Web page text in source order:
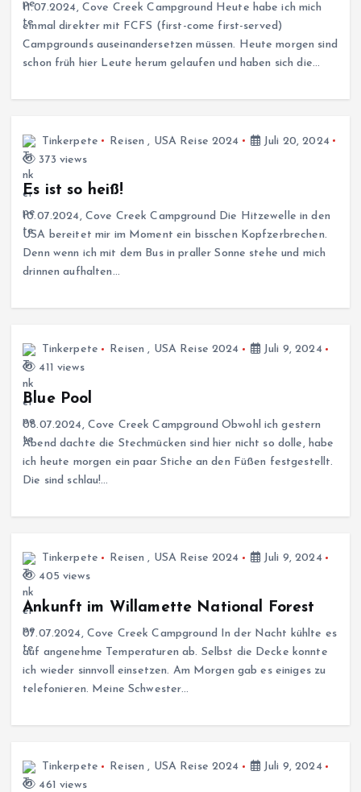
11.07.2024, Cove Creek Campground Heute habe ich mich
einmal direkter mit FCFS (first-come first-served)
Campgrounds auseinandersetzen müssen. Heute morgen sind
schon früh hier Leute herum gelaufen und haben sich die…
Tinkerpete Reisen , USA Reise 2024
Juli 20, 2024
373 views
Es ist so heiß!
10.07.2024, Cove Creek Campground Die Hitzewelle in den
USA bereitet mir im Moment ein bisschen Kopfzerbrechen.
Denn wenn ich mit dem Bus in praller Sonne stehe und mich
drinnen aufhalten…
Tinkerpete Reisen , USA Reise 2024
Juli 9, 2024
411 views
Blue Pool
08.07.2024, Cove Creek Campground Obwohl ich gestern
Abend dachte die Stechmücken sind hier nicht so dolle, habe
ich heute morgen ein paar Stiche an den Füßen festgestellt.
Die sind schlau!…
Tinkerpete Reisen , USA Reise 2024
Juli 9, 2024
405 views
Ankunft im Willamette National Forest
07.07.2024, Cove Creek Campground In der Nacht kühlte es
auf angenehme Temperaturen ab. Selbst die Decke konnte
ich wieder sinnvoll einsetzen. Am Morgen gab es einiges zu
telefonieren. Meine Schwester…
Tinkerpete Reisen , USA Reise 2024
Juli 9, 2024
461 views